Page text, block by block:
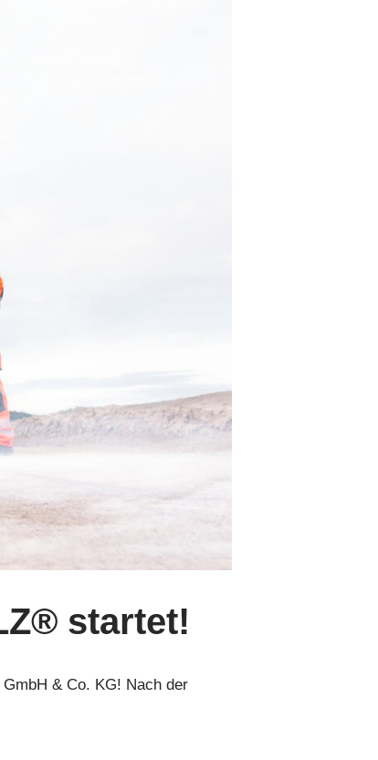
startet!
& Co. KG! Nach der